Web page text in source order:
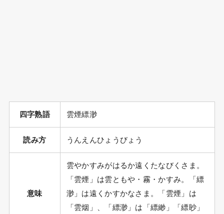
四字熟語 雲煙縹渺
読み方 うんえんひょうびょう
意味
雲やかすみがはるか遠くたなびくさま。
「雲煙」は雲ともや・霧・かすみ。「縹
渺」は遠くかすかなさま。「雲煙」は
「雲烟」、「縹渺」は「縹緲」「縹眇」